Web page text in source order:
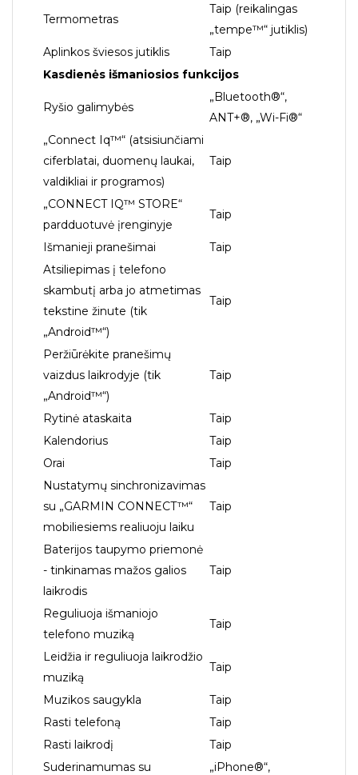
Termometras
Taip (reikalingas
„tempe™“ jutiklis)
Aplinkos šviesos jutiklis
Taip
Kasdienės išmaniosios funkcijos
Ryšio galimybės
„Bluetooth®“,
ANT+®, „Wi-Fi®“
„Connect Iq™“ (atsisiunčiami
ciferblatai, duomenų laukai,
valdikliai ir programos)
Taip
„CONNECT IQ™ STORE“
pardduotuvė įrenginyje
Taip
Išmanieji pranešimai
Taip
Atsiliepimas į telefono
skambutį arba jo atmetimas
tekstine žinute (tik
„Android™“)
Taip
Peržiūrėkite pranešimų
vaizdus laikrodyje (tik
„Android™“)
Taip
Rytinė ataskaita
Taip
Kalendorius
Taip
Orai
Taip
Nustatymų sinchronizavimas
su „GARMIN CONNECT™“
mobiliesiems realiuoju laiku
Taip
Baterijos taupymo priemonė
- tinkinamas mažos galios
laikrodis
Taip
Reguliuoja išmaniojo
telefono muziką
Taip
Leidžia ir reguliuoja laikrodžio
muziką
Taip
Muzikos saugykla
Taip
Rasti telefoną
Taip
Rasti laikrodį
Taip
Suderinamumas su
„iPhone®“,